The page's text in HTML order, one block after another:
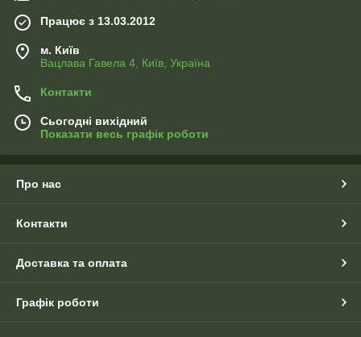
Працює з 13.03.2012
м. Київ
Вацлава Гавела 4, Київ, Україна
Контакти
Сьогодні вихідний
Показати весь графік роботи
Про нас
Контакти
Доставка та оплата
Графік роботи